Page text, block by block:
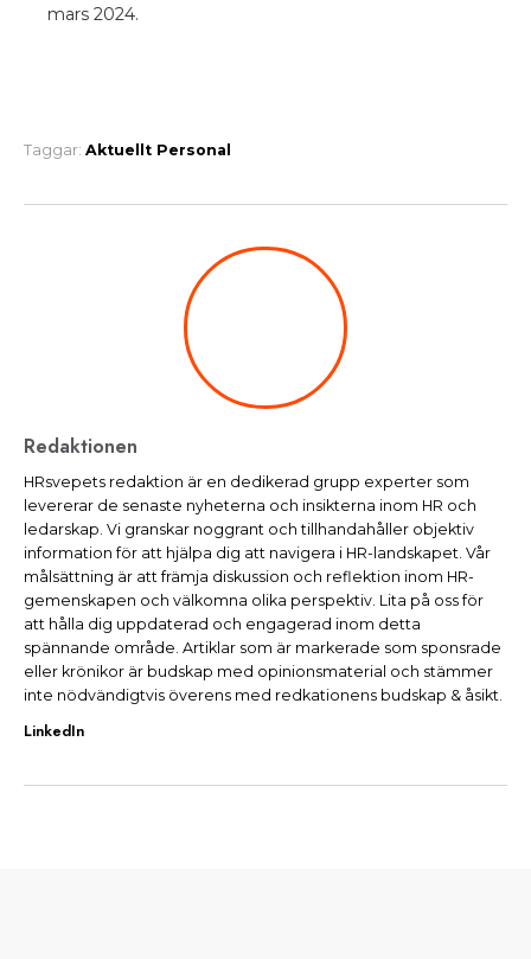
mars 2024.
Taggar: Aktuellt Personal
Redaktionen
HRsvepets redaktion är en dedikerad grupp experter som
levererar de senaste nyheterna och insikterna inom HR och
ledarskap. Vi granskar noggrant och tillhandahåller objektiv
information för att hjälpa dig att navigera i HR-landskapet. Vår
målsättning är att främja diskussion och reflektion inom HR-
gemenskapen och välkomna olika perspektiv. Lita på oss för
att hålla dig uppdaterad och engagerad inom detta
spännande område. Artiklar som är markerade som sponsrade
eller krönikor är budskap med opinionsmaterial och stämmer
inte nödvändigtvis överens med redkationens budskap & åsikt.
LinkedIn